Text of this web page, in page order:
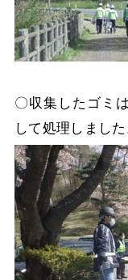
〇収集したゴミ
して処理しました